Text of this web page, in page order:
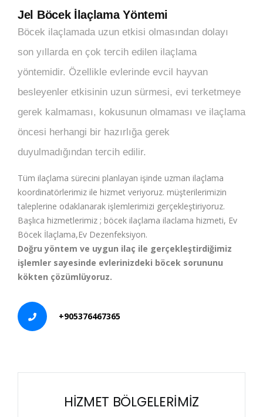
Jel Böcek İlaçlama Yöntemi
Böcek ilaçlamada uzun etkisi olmasından dolayı
son yıllarda en çok tercih edilen ilaçlama
yöntemidir. Özellikle evlerinde evcil hayvan
besleyenler etkisinin uzun sürmesi, evi terketmeye
gerek kalmaması, kokusunun olmaması ve ilaçlama
öncesi herhangi bir hazırlığa gerek
duyulmadığından tercih edilir.
Tüm ilaçlama sürecini planlayan işinde uzman ilaçlama
koordinatörlerimiz ile hizmet veriyoruz. müşterilerimizin
taleplerine odaklanarak işlemlerimizi gerçekleştiriyoruz.
Başlıca hizmetlerimiz ; böcek ilaçlama ilaclama hizmeti, Ev
Böcek İlaçlama,Ev Dezenfeksiyon.
Doğru yöntem ve uygun ilaç ile gerçekleştirdiğimiz
işlemler sayesinde evlerinizdeki böcek sorununu
kökten çözümlüyoruz.
+905376467365
HİZMET BÖLGELERİMİZ